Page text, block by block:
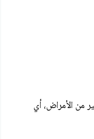
من الأمراض، أي